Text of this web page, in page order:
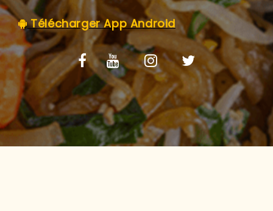
Télécharger App Android